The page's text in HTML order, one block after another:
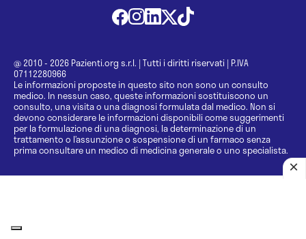
@ 2010 - 2026 Pazienti.org s.r.l. | Tutti i diritti riservati | P.IVA
07112280966
Le informazioni proposte in questo sito non sono un consulto
medico. In nessun caso, queste informazioni sostituiscono un
consulto, una visita o una diagnosi formulata dal medico. Non si
devono considerare le informazioni disponibili come suggerimenti
per la formulazione di una diagnosi, la determinazione di un
trattamento o l’assunzione o sospensione di un farmaco senza
prima consultare un medico di medicina generale o uno specialista.